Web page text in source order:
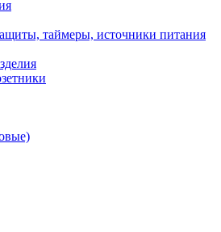
таймеры, источники питания